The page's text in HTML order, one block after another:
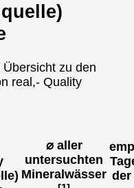
zu den
real,- Quality
⌀ aller
untersuchten
Mineralwässer der